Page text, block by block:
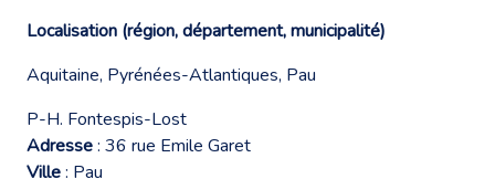
Localisation (région, département, municipalité)
Aquitaine, Pyrénées-Atlantiques, Pau
P-H. Fontespis-Lost
Adresse: 36 rue Emile Garet
Ville: Pau